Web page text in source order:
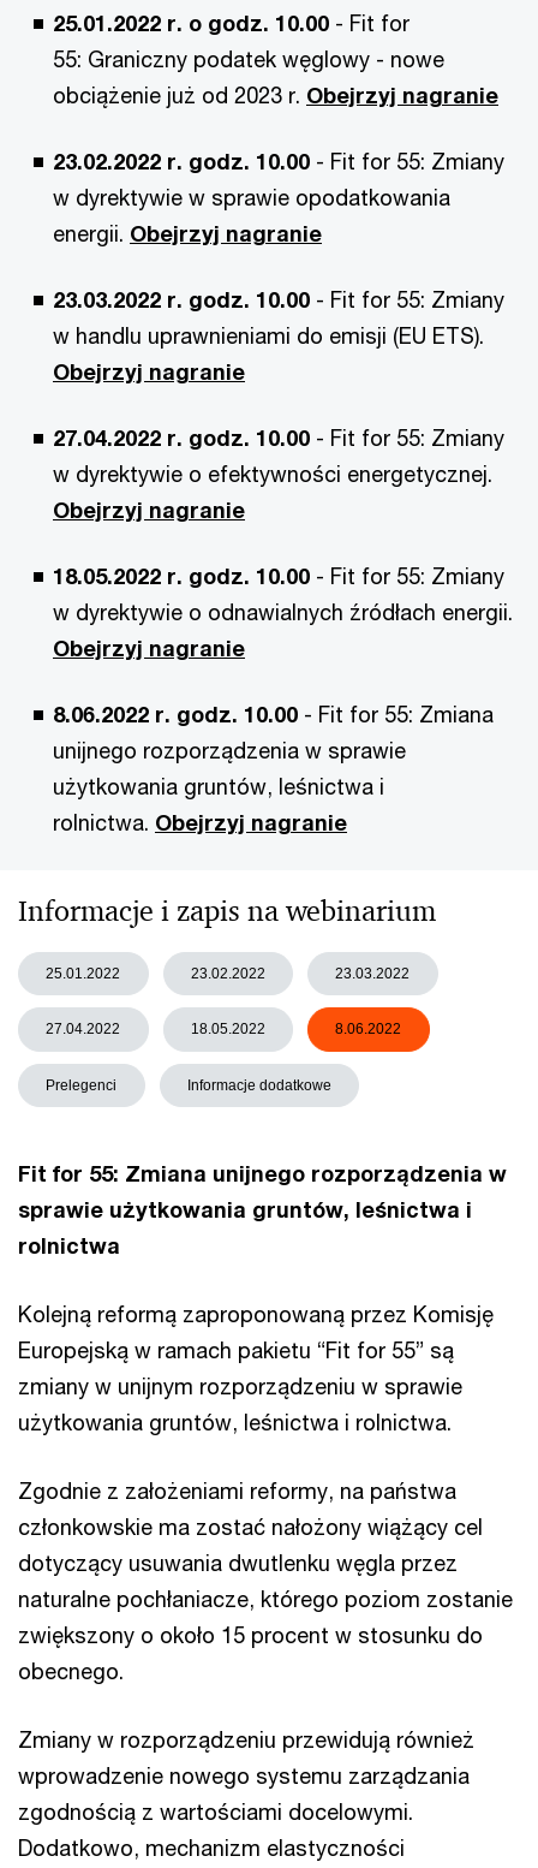
25.01.2022 r. o godz. 10.00 - Fit for
55: Graniczny podatek węglowy - nowe
obciążenie już od 2023 r. Obejrzyj nagranie
23.02.2022 r. godz. 10.00 - Fit for 55: Zmiany
w dyrektywie w sprawie opodatkowania
energii. Obejrzyj nagranie
23.03.2022 r. godz. 10.00 - Fit for 55: Zmiany
w handlu uprawnieniami do emisji (EU ETS).
Obejrzyj nagranie
27.04.2022 r. godz. 10.00 - Fit for 55: Zmiany
w dyrektywie o efektywności energetycznej.
Obejrzyj nagranie
18.05.2022 r. godz. 10.00 - Fit for 55: Zmiany
w dyrektywie o odnawialnych źródłach energii.
Obejrzyj nagranie
8.06.2022 r. godz. 10.00 - Fit for 55: Zmiana
unijnego rozporządzenia w sprawie
użytkowania gruntów, leśnictwa i
rolnictwa. Obejrzyj nagranie
Informacje i zapis na webinarium
25.01.2022 23.02.2022 23.03.2022
27.04.2022 18.05.2022 8.06.2022
Prelegenci Informacje dodatkowe
Fit for 55: Zmiana unijnego rozporządzenia w
sprawie użytkowania gruntów, leśnictwa i
rolnictwa
Kolejną reformą zaproponowaną przez Komisję
Europejską w ramach pakietu “Fit for 55” są
zmiany w unijnym rozporządzeniu w sprawie
użytkowania gruntów, leśnictwa i rolnictwa.
Zgodnie z założeniami reformy, na państwa
członkowskie ma zostać nałożony wiążący cel
dotyczący usuwania dwutlenku węgla przez
naturalne pochłaniacze, którego poziom zostanie
zwiększony o około 15 procent w stosunku do
obecnego.
Zmiany w rozporządzeniu przewidują również
wprowadzenie nowego systemu zarządzania
zgodnością z wartościami docelowymi.
Dodatkowo, mechanizm elastyczności